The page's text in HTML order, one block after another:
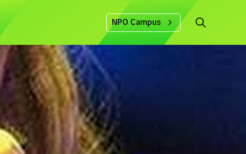
NPO Campus